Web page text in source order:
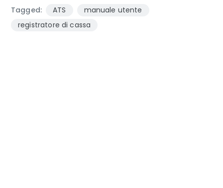
Tagged: ATS
manuale utente
registratore di cassa